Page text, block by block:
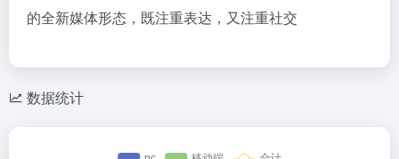
的全新媒体形态，既注重表达，又注重社交
数据统计